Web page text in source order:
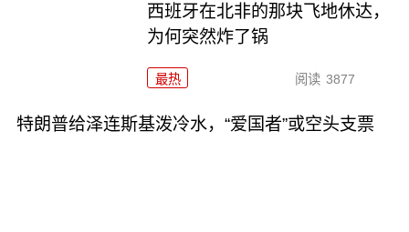
西班牙在北非的那块飞地休达，
为何突然炸了锅
最热 阅读 3877
特朗普给泽连斯基泼冷水，“爱国者”或空头支票